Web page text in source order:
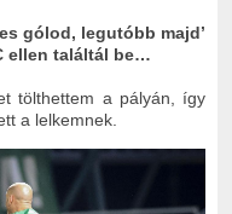
gólod, legutóbb majd’
ellen találtál be…
tölthettem a pályán, így
a lelkemnek.